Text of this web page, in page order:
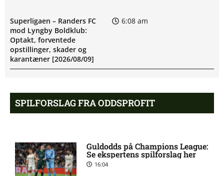
Superligaen – Randers FC
mod Lyngby Boldklub:
Optakt, forventede
opstillinger, skader og
karantæner [2026/08/09]
6:08 am
Pontus Anders Rödin misser
kamp for Silkeborg IF
5:44 am
Esbjerg fB: Optakt
[2026/08/09]
SPILFORSLAG FRA ODDSPROFIT
Guldodds på Champions League:
Se ekspertens spilforslag her
16:04